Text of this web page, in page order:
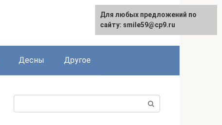
Десны Другое
Для любых предложений по
сайту: smile59@cp9.ru